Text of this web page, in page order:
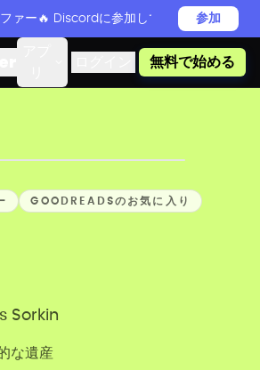
ァー🔥 Discordに参加してReadever PRO
参加
無料で始める
GOODREADSのお気に入り
Sorkin
な遺産